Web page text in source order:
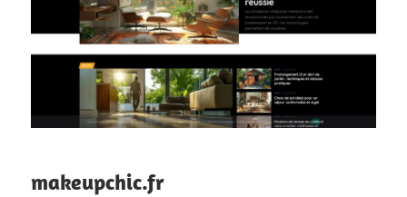
makeupchic.fr